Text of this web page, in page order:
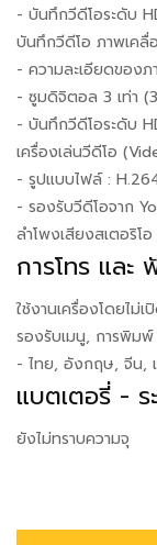
- บันทึกวีดีโอระดับ
บันทึกวีดีโอ ภาพเคลื่
- ความละเอียดของ
- ซูมดิจิตอล 3 เท่า
- บันทึกวีดีโอระดับ
เครื่องเล่นวีดีโอ
- รูปแบบไฟล์ :
- รองรับวีดีโอจาก
ลำโพงเสียงสเตอริ
การโทร แล
ใช้งานเครื่องโดยไ
รองรับเมนู, การพิมพ์
- ไทย, อังกฤษ, จีน,
แบตเตอรี่ - ร
ยังไม่ทราบความจุ